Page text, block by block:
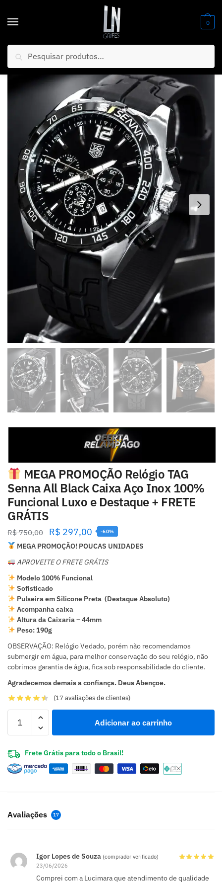
0
Início Relógios / Masculino /
MEGA PROMOÇÃO Relógio TAG
Senna All Black Caixa Aço Inox 100%
Funcional Luxo e Destaque + FRETE
GRÁTIS
R$750,00 R$ 297,00 -60%
MEGA PROMOÇÃO! POUCAS UNIDADES
APROVEITE O FRETE GRÁTIS
Modelo 100% Funcional
Sofisticado
Pulseira em Silicone Preta (Destaque Absoluto)
Acompanha caixa
Altura da Caixaria – 44mm
Peso: 190g
OBSERVAÇÃO: Relógio Vedado, porém não recomendamos
submergir em água, para melhor conservação do seu relógio, não
cobrimos garantia de água, fica sob responsabilidade do cliente.
Agradecemos demais a confiança. Deus Abençoe.
(17 avaliações de clientes)
Adicionar ao carrinho
Frete Grátis para todo o Brasil!
Avaliações 17
Igor Lopes de Souza (comprador verificado)
23/06/2026
Comprei com a Lucimara que atendimento de qualidade